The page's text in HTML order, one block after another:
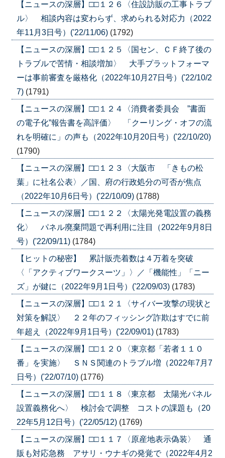
【ニュースの深層】□□１２６〈住設訪販の工事トラブ
ル〉 相談内容は変わらず、求められる対応力（2022
年11月3日号）('22/11/06) (1792)
【ニュースの深層】□□１２５〈国セン、ＣＦ終了後の
トラブルで苦情・相談増加〉 大手プラットフォーマ
ーは事前審査を厳格化（2022年10月27日号）('22/10/2
7) (1791)
【ニュースの深層】□□１２４〈消費者委員会 ”書面
の電子化”報告書を高評価〉 「クーリング・オフの流
れを明確に」の声も（2022年10月20日号）('22/10/20)
(1790)
【ニュースの深層】□□１２３〈大阪市 「きもの松
葉」に社名公表〉／国、府の行政処分の可否が焦点
（2022年10月6日号）('22/10/09) (1788)
【ニュースの深層】□□１２２〈太陽光発電設置の義務
化〉 パネル廃棄問題で再利用に注目（2022年9月8日
号）('22/09/11) (1784)
【ヒットの秘密】 累計販売着数は４万着を突破
〈「アクティブワークスーツ」〉／「機能性」「ニー
ズ」が鍵に（2022年9月1日号）('22/09/03) (1783)
【ニュースの深層】□□１２１〈サイバー攻撃の現状と
対策を解説〉 ２２年のフィッシング詐欺はすでに前
年超え（2022年9月1日号）('22/09/01) (1783)
【ニュースの深層】□□１２０〈東京都「若者１１０
番」を実施〉 ＳＮＳ関連のトラブル増（2022年7月7
日号）('22/07/10) (1776)
【ニュースの深層】□□１１８〈東京都 太陽光パネル
設置義務化へ〉 検討会で調整 コストの課題も（20
22年5月12日号）('22/05/12) (1769)
【ニュースの深層】□□１１７〈原産地表示偽装〉 通
販も対応急務 アサリ・ウナギの発覚で（2022年4月2